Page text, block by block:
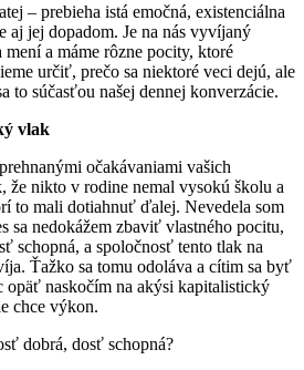
– prebieha istá emočná, existenciálna
aj jej dopadom. Je na nás vyvíjaný
a máme rôzne pocity, ktoré
určiť, prečo sa niektoré veci dejú, ale
to súčasťou našej dennej konverzácie.
vlak
očakávaniami vašich
že nikto v rodine nemal vysokú školu a
to mali dotiahnuť ďalej. Nevedela som
sa nedokážem zbaviť vlastného pocitu,
schopná, a spoločnosť tento tlak na
Ťažko sa tomu odoláva a cítim sa byť
opäť naskočím na akýsi kapitalistický
chce výkon.
dobrá, dosť schopná?